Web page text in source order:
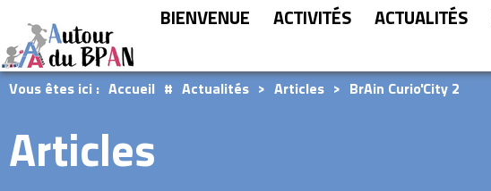
BIENVENUE ACTIVITÉS ACTUALITÉS
Vous êtes ici : Accueil # Actualités > Articles > BrAin Curio'City 2
Articles